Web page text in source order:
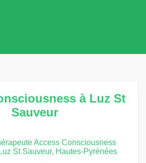
à Luz St
Sauveur
Access Consciousness
St Sauveur, Hautes-Pyrénées